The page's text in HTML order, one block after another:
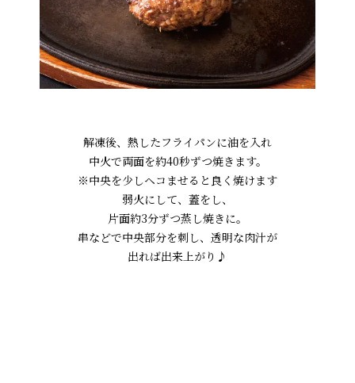
解凍後、熱したフライパンに油を入れ
中火で両面を約40秒ずつ焼きます。
※中央を少しヘコませると良く焼けます
弱火にして、蓋をし、
片面約3分ずつ蒸し焼きに。
串などで中央部分を刺し、透明な肉汁が
出れば出来上がり♪